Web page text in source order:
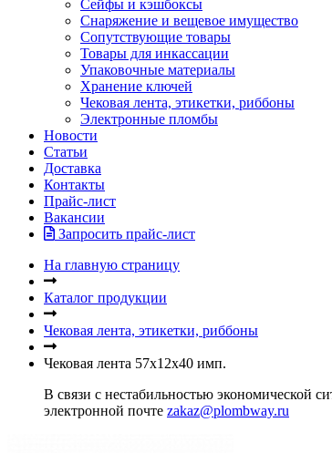
Сейфы и кэшбоксы
Снаряжение и вещевое имущество
Сопутствующие товары
Товары для инкассации
Упаковочные материалы
Хранение ключей
Чековая лента, этикетки, риббоны
Электронные пломбы
Новости
Статьи
Доставка
Контакты
Прайс-лист
Вакансии
Запросить прайс-лист
На главную страницу
Каталог продукции
Чековая лента, этикетки, риббоны
Чековая лента 57х12х40 имп.
В связи с нестабильностью экономической
электронной почте zakaz@plombway.ru